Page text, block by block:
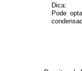
Dica:
Pode